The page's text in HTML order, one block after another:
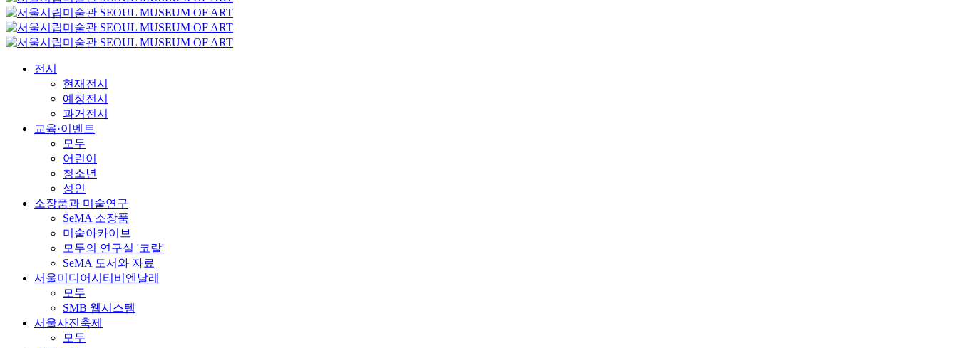
전시
현재전시
예정전시
과거전시
교육·이벤트
모두
어린이
청소년
성인
소장품과 미술연구
SeMA 소장품
미술아카이브
모두의 연구실 '코랄'
SeMA 도서와 자료
서울미디어시티비엔날레
모두
SMB 웹시스템
서울사진축제
모두